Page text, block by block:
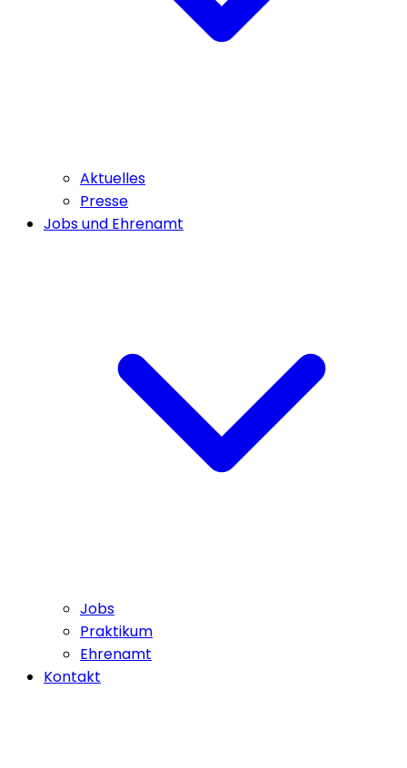
Aktuelles
Presse
Jobs und Ehrenamt
Jobs
Praktikum
Ehrenamt
Kontakt